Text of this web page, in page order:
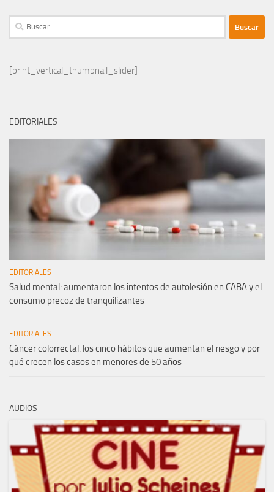
Buscar:
[print_vertical_thumbnail_slider]
EDITORIALES
EDITORIALES
Salud mental: aumentaron los intentos de autolesión en CABA y el
consumo precoz de tranquilizantes
EDITORIALES
Cáncer colorrectal: los cinco hábitos que aumentan el riesgo y por
qué crecen los casos en menores de 50 años
AUDIOS